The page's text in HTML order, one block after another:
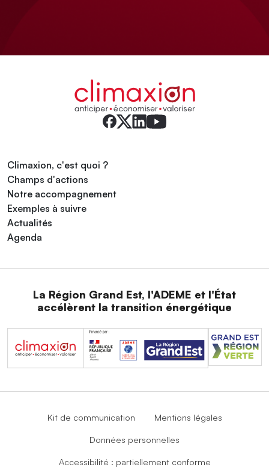
Climaxion, c'est quoi ?
Champs d'actions
Notre accompagnement
Exemples à suivre
Actualités
Agenda
La Région Grand Est, l'ADEME et l'État
accélèrent la transition énergétique
Kit de communication Mentions légales
Données personnelles
Accessibilité : partiellement conforme